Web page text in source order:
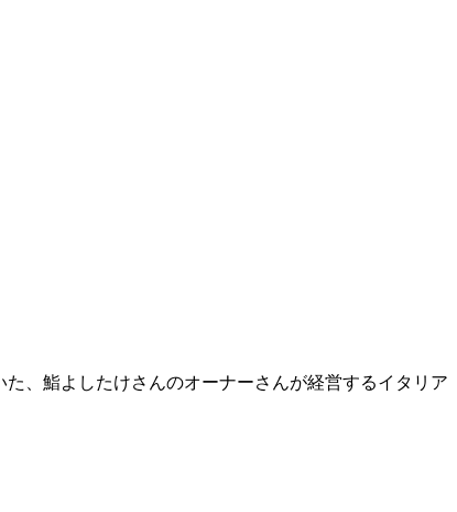
、鮨よしたけさんのオーナーさんが経営するイタリア